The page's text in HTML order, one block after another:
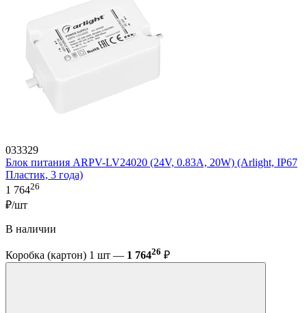
033329
Блок питания ARPV-LV24020 (24V, 0.83A, 20W) (Arlight, IP67
Пластик, 3 года)
1 76426
₽/шт
В наличии
Коробка (картон) 1 шт — 1 76426 ₽